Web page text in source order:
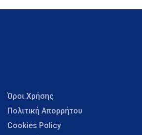
Όροι Χρήσης
Πολιτική Απορρήτου
Cookies Policy